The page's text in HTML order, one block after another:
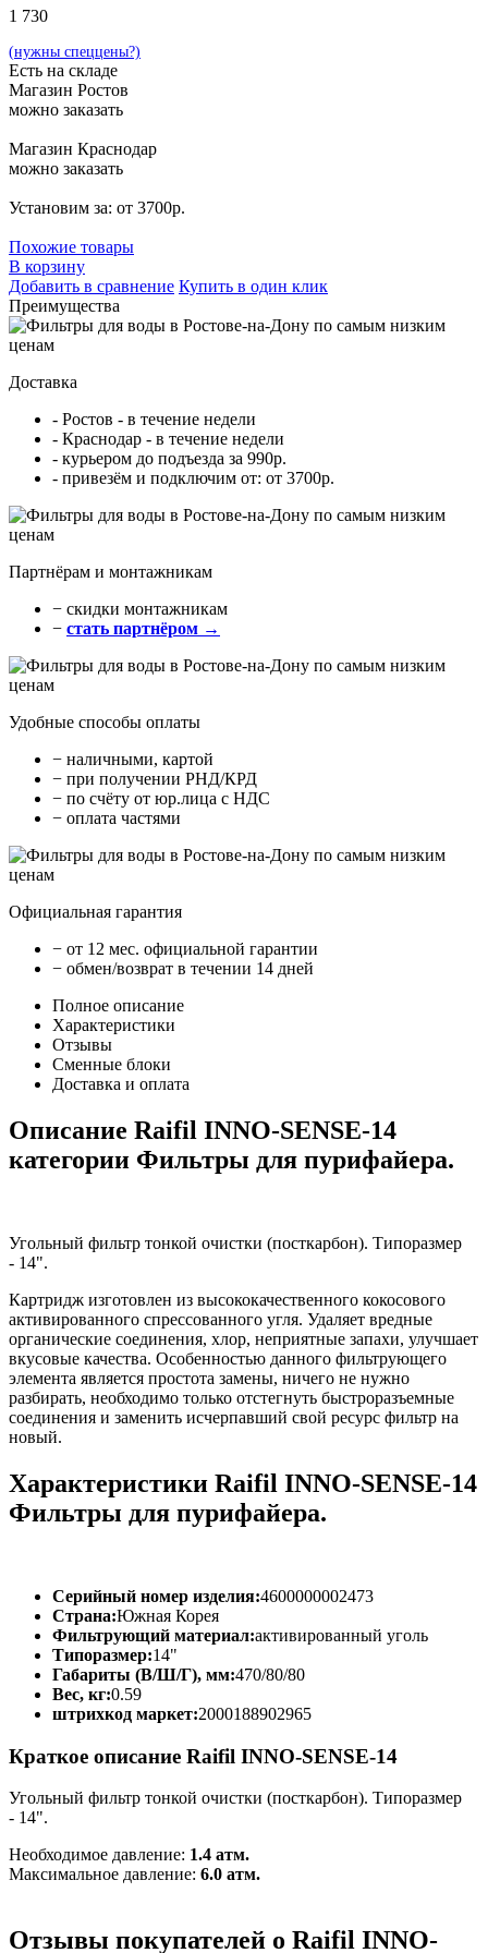
1 730
(нужны спеццены?)
Есть на складе
Магазин Ростов
можно заказать
Магазин Краснодар
можно заказать
Установим за: от 3700р.
Похожие товары
В корзину
Добавить в сравнение Купить в один клик
Преимущества
Доставка
- Ростов - в течение недели
- Краснодар - в течение недели
- курьером до подъезда за 990р.
- привезём и подключим от: от 3700р.
Партнёрам и монтажникам
− cкидки монтажникам
− стать партнёром →
Удобные способы оплаты
− наличными, картой
− при получении РНД/КРД
− по счёту от юр.лица с НДС
− оплата частями
Официальная гарантия
− от 12 мес. официальной гарантии
− обмен/возврат в течении 14 дней
Полное описание
Характеристики
Отзывы
Сменные блоки
Доставка и оплата
Описание Raifil INNO-SENSE-14
категории Фильтры для пурифайера.
Угольный фильтр тонкой очистки (посткарбон). Типоразмер
- 14".
Картридж изготовлен из высококачественного кокосового
активированного спрессованного угля. Удаляет вредные
органические соединения, хлор, неприятные запахи, улучшает
вкусовые качества. Особенностью данного фильтрующего
элемента является простота замены, ничего не нужно
разбирать, необходимо только отстегнуть быстроразъемные
соединения и заменить исчерпавший свой ресурс фильтр на
новый.
Характеристики Raifil INNO-SENSE-14
Фильтры для пурифайера.
Серийный номер изделия:4600000002473
Страна:Южная Корея
Фильтрующий материал:активированный уголь
Типоразмер:14"
Габариты (В/Ш/Г), мм:470/80/80
Вес, кг:0.59
штрихкод маркет:2000188902965
Краткое описание Raifil INNO-SENSE-14
Угольный фильтр тонкой очистки (посткарбон). Типоразмер
- 14".
Необходимое давление: 1.4 атм.
Максимальное давление: 6.0 атм.
Отзывы покупателей о Raifil INNO-